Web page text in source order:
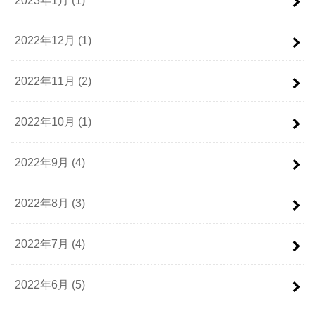
2022年12月 (1)
2022年11月 (2)
2022年10月 (1)
2022年9月 (4)
2022年8月 (3)
2022年7月 (4)
2022年6月 (5)